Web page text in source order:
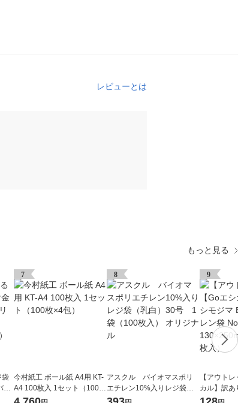
レビューとは
もっと見る
袋
イ
2
7
今村紙工 ボール紙 A4用 KT-
A4 100枚入 1セット（100枚
×4包）
8
アスクル バイオマスポリ
エチレン10%入りレジ袋
（乳白）30号 1袋（100枚
9
【アウトレッ
カル】訳あり
ポリエチレン